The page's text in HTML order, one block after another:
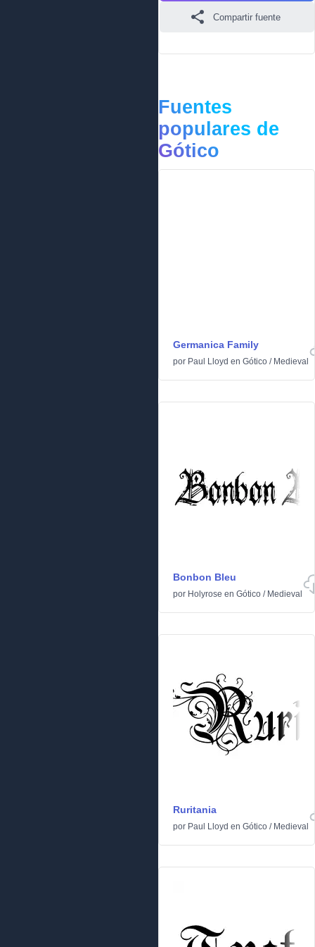
Compartir fuente
Fuentes
populares de
Gótico
Germanica Family
por Paul Lloyd en Gótico / Medieval
Bonbon Bleu
por Holyrose en Gótico / Medieval
Ruritania
por Paul Lloyd en Gótico / Medieval